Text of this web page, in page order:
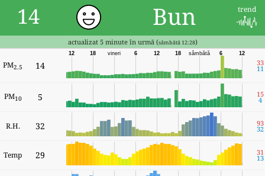
14 Bun trend
actualizat 5 minute în urmă (sâmbătă 12:28)
PM2.5 14
12
6
sâmbătă
18
12
6
vineri
18
12
33
11
PM10 5 15
4
R.H. 32 93
32
Temp 29 31
13